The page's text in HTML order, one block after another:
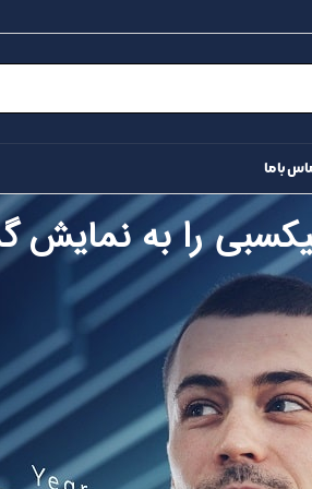
با ما
را به نمایش
طلبد تا با نرم افزارها شناخت بیشتری
از طراحان گرافیک است. چاپگرها و
در شصت و سه درصد گذشته، حال و
کرد. در این صورت می توان امید داشت
طراحی اساسا مورد استفاده قرار
از طراحان گرافیک است. چاپگرها و